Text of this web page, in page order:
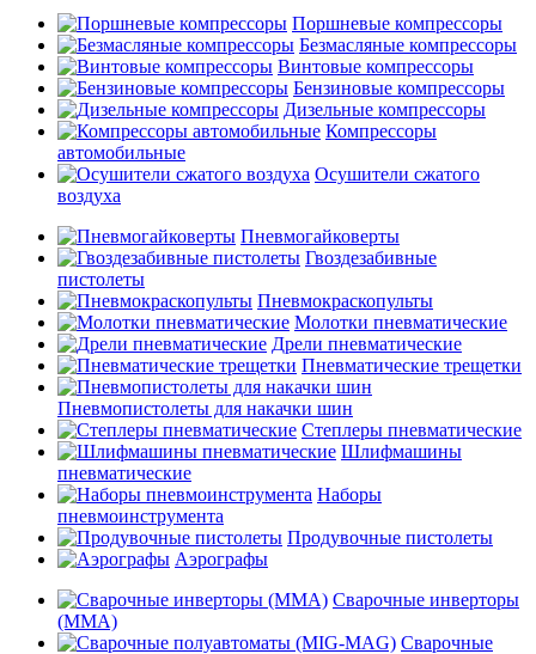
Поршневые компрессоры
Безмасляные компрессоры
Винтовые компрессоры
Бензиновые компрессоры
Дизельные компрессоры
Компрессоры
автомобильные
Осушители сжатого
воздуха
Пневмогайковерты
Гвоздезабивные
пистолеты
Пневмокраскопульты
Молотки пневматические
Дрели пневматические
Пневматические трещетки
Пневмопистолеты для накачки шин
Степлеры пневматические
Шлифмашины
пневматические
Наборы
пневмоинструмента
Продувочные пистолеты
Аэрографы
Сварочные инверторы
(MMA)
Сварочные